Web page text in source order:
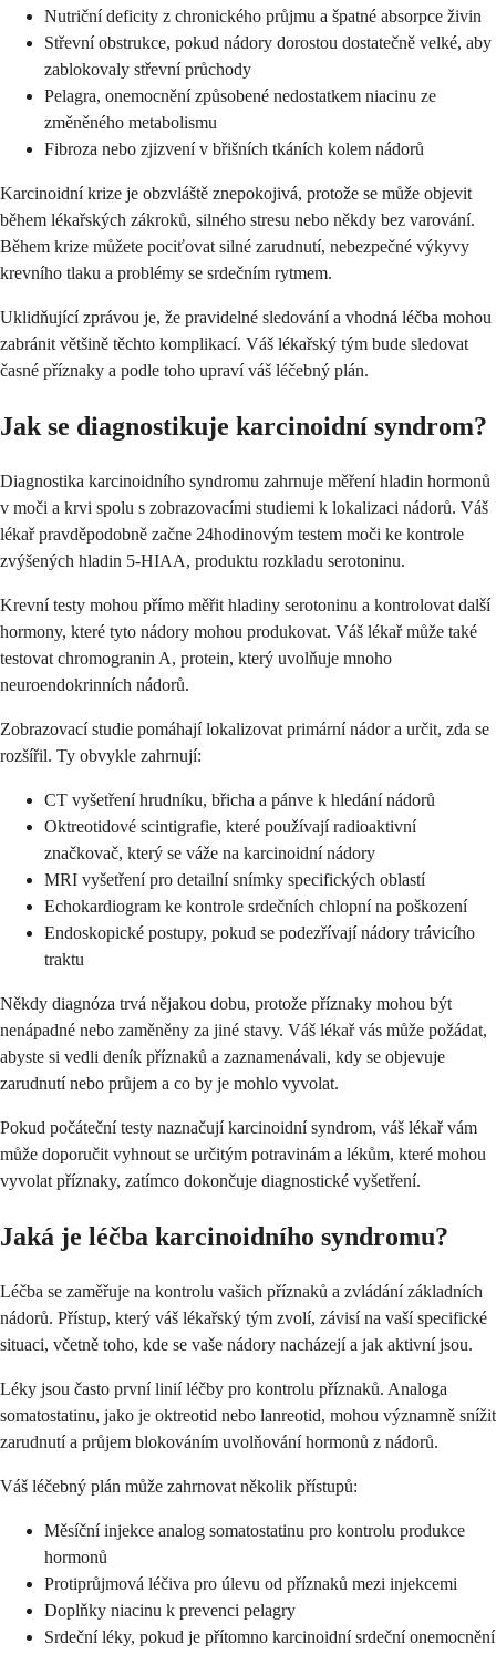
Nutriční deficity z chronického průjmu a špatné absorpce živin
Střevní obstrukce, pokud nádory dorostou dostatečně velké, aby
zablokovaly střevní průchody
Pelagra, onemocnění způsobené nedostatkem niacinu ze
změněného metabolismu
Fibroza nebo zjizvení v břišních tkáních kolem nádorů
Karcinoidní krize je obzvláště znepokojivá, protože se může objevit
během lékařských zákroků, silného stresu nebo někdy bez varování.
Během krize můžete pociťovat silné zarudnutí, nebezpečné výkyvy
krevního tlaku a problémy se srdečním rytmem.
Uklidňující zprávou je, že pravidelné sledování a vhodná léčba mohou
zabránit většině těchto komplikací. Váš lékařský tým bude sledovat
časné příznaky a podle toho upraví váš léčebný plán.
Jak se diagnostikuje karcinoidní syndrom?
Diagnostika karcinoidního syndromu zahrnuje měření hladin hormonů
v moči a krvi spolu s zobrazovacími studiemi k lokalizaci nádorů. Váš
lékař pravděpodobně začne 24hodinovým testem moči ke kontrole
zvýšených hladin 5-HIAA, produktu rozkladu serotoninu.
Krevní testy mohou přímo měřit hladiny serotoninu a kontrolovat další
hormony, které tyto nádory mohou produkovat. Váš lékař může také
testovat chromogranin A, protein, který uvolňuje mnoho
neuroendokrinních nádorů.
Zobrazovací studie pomáhají lokalizovat primární nádor a určit, zda se
rozšířil. Ty obvykle zahrnují:
CT vyšetření hrudníku, břicha a pánve k hledání nádorů
Oktreotidové scintigrafie, které používají radioaktivní
značkovač, který se váže na karcinoidní nádory
MRI vyšetření pro detailní snímky specifických oblastí
Echokardiogram ke kontrole srdečních chlopní na poškození
Endoskopické postupy, pokud se podezřívají nádory trávicího
traktu
Někdy diagnóza trvá nějakou dobu, protože příznaky mohou být
nenápadné nebo zaměněny za jiné stavy. Váš lékař vás může požádat,
abyste si vedli deník příznaků a zaznamenávali, kdy se objevuje
zarudnutí nebo průjem a co by je mohlo vyvolat.
Pokud počáteční testy naznačují karcinoidní syndrom, váš lékař vám
může doporučit vyhnout se určitým potravinám a lékům, které mohou
vyvolat příznaky, zatímco dokončuje diagnostické vyšetření.
Jaká je léčba karcinoidního syndromu?
Léčba se zaměřuje na kontrolu vašich příznaků a zvládání základních
nádorů. Přístup, který váš lékařský tým zvolí, závisí na vaší specifické
situaci, včetně toho, kde se vaše nádory nacházejí a jak aktivní jsou.
Léky jsou často první linií léčby pro kontrolu příznaků. Analoga
somatostatinu, jako je oktreotid nebo lanreotid, mohou významně snížit
zarudnutí a průjem blokováním uvolňování hormonů z nádorů.
Váš léčebný plán může zahrnovat několik přístupů:
Měsíční injekce analog somatostatinu pro kontrolu produkce
hormonů
Protiprůjmová léčiva pro úlevu od příznaků mezi injekcemi
Doplňky niacinu k prevenci pelagry
Srdeční léky, pokud je přítomno karcinoidní srdeční onemocnění